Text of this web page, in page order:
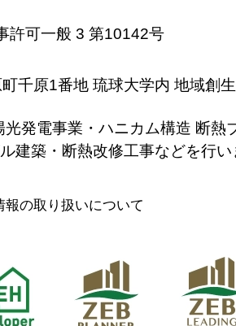
許可一般 3 第10142号
千原1番地 琉球大学内 地域創
発電事業・ハニカム構造 断熱
建築・断熱改修工事などを行い
報の取り扱いについて